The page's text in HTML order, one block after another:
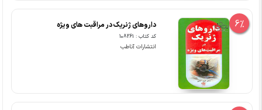
6% داروهای ژنریک در مراقبت های ویژه
کد کتاب : 108261
انتشارات آناطب